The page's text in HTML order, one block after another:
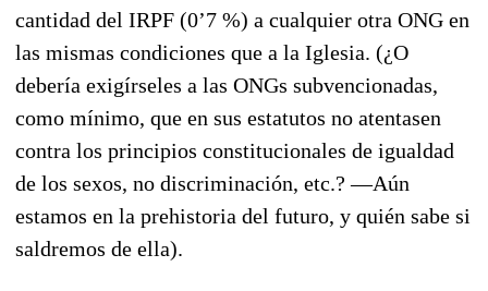
cantidad del IRPF (0’7 %) a cualquier otra ONG en
las mismas condiciones que a la Iglesia. (¿O
debería exigírseles a las ONGs subvencionadas,
como mínimo, que en sus estatutos no atentasen
contra los principios constitucionales de igualdad
de los sexos, no discriminación, etc.? —Aún
estamos en la prehistoria del futuro, y quién sabe si
saldremos de ella).